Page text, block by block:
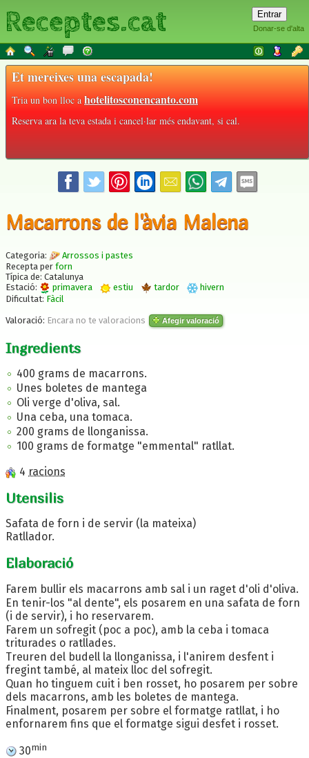
Donar-se d'alta
Receptes.cat
Et mereixes una escapada!
Tria un bon lloc ahotelitosconencanto.com
Reserva ara la teva estada i cancel·lar més endavant, si cal.
Macarrons de l'àvia Malena
Categoria:
Arrossos i pastes
Recepta per forn
Típica de: Catalunya
Estació:
primavera estiu tardor
hivern
Dificultat: Fàcil
Valoració: Encara no te valoracions Afegir valoració
Ingredients
400 grams de macarrons.
Unes boletes de mantega
Oli verge d'oliva, sal.
Una ceba, una tomaca.
200 grams de llonganissa.
100 grams de formatge "emmental" ratllat.
4 racions
Utensilis
Safata de forn i de servir (la mateixa)
Ratllador.
Elaboració
Farem bullir els macarrons amb sal i un raget d'oli d'oliva.
En tenir-los "al dente", els posarem en una safata de forn
(i de servir), i ho reservarem.
Farem un sofregit (poc a poc), amb la ceba i tomaca
triturades o ratllades.
Treuren del budell la llonganissa, i l'anirem desfent i
fregint també, al mateix lloc del sofregit.
Quan ho tinguem cuit i ben rosset, ho posarem per sobre
dels macarrons, amb les boletes de mantega.
Finalment, posarem per sobre el formatge ratllat, i ho
enfornarem fins que el formatge sigui desfet i rosset.
30min